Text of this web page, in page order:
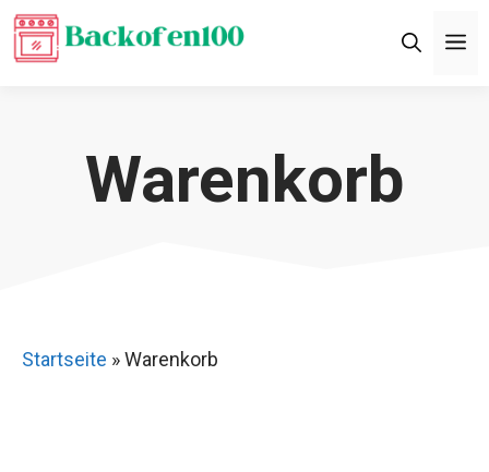
Zum
Inhalt
Warenkorb
Startseite »Warenkorb